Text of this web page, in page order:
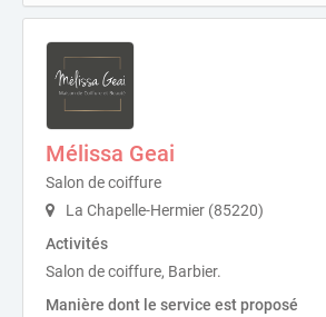
Mélissa Geai
Salon de coiffure
La Chapelle-Hermier (85220)
Activités
Salon de coiffure, Barbier.
Manière dont le service est proposé